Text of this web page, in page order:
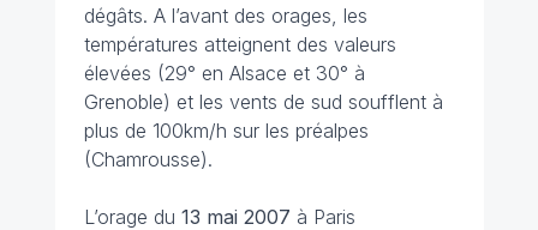
dégâts. A l’avant des orages, les
températures atteignent des valeurs
élevées (29° en Alsace et 30° à
Grenoble) et les vents de sud soufflent à
plus de 100km/h sur les préalpes
(Chamrousse).
L’orage du 13 mai 2007 à Paris